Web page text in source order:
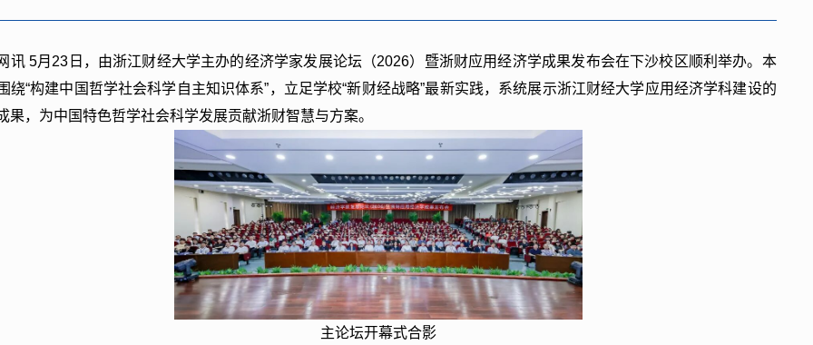
讯5月23日，由浙江财经大学主办的经济学家发展论坛（2026）暨浙财应用经济学成果发布会在下沙校区顺利举办。本
绕“构建中国哲学社会科学自主知识体系”，立足学校“新财经战略”最新实践，系统展示浙江财经大学应用经济学科建设的
果，为中国特色哲学社会科学发展贡献浙财智慧与方案。
主论坛开幕式合影